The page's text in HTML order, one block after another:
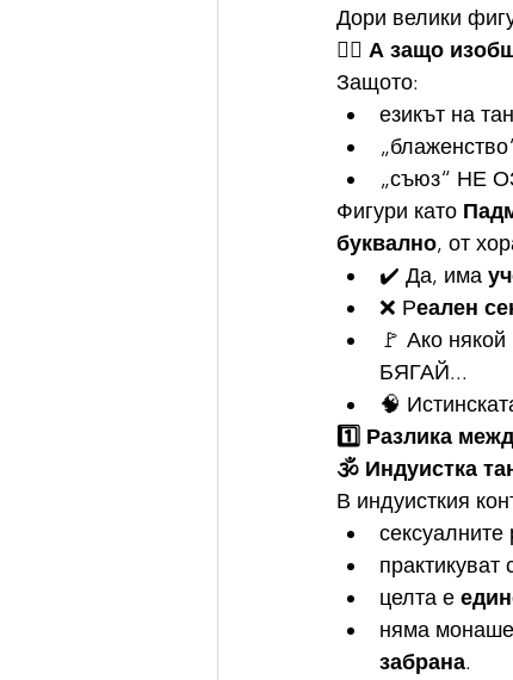
Дори велики
🧘‍♂️ А защо
Защото:
езикът на
„съюз“ НЕ
Фигури като
буквално, от
✔️ Да, има
❌ Реален
🚩 Ако
БЯГАЙ...
🧠
1️⃣ Разлика
🕉️ Индуистка
В индуисткия
сексуалните
практикуват
целта е
няма
забрана.